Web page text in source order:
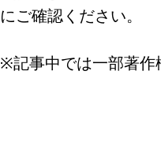
にご確認ください。
※記事中では一部著作